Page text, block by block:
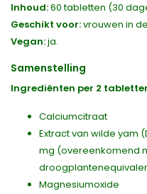
Inhoud:60 tabletten (30
Geschikt voor:vrouwen in
Vegan:ja.
Samenstelling
Ingrediënten per 2
Calciumcitraat
Extract van wilde yam
mg (overeenkomend
Magnesiumoxide